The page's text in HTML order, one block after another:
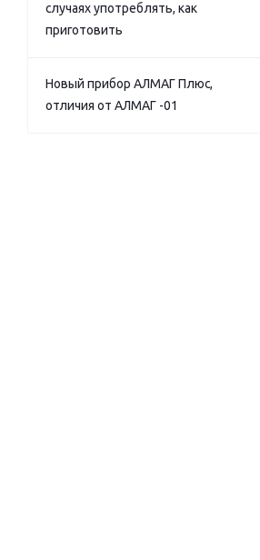
случаях употреблять, как
приготовить
Новый прибор АЛМАГ Плюс,
отличия от АЛМАГ -01